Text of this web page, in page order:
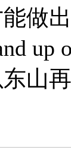
做
up
山